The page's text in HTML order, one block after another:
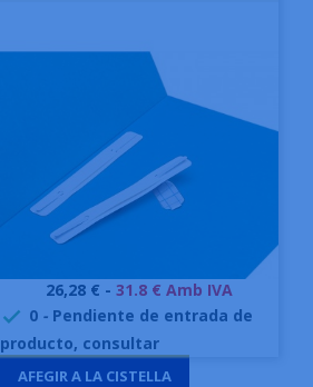
Preu
26,28 € - 31.8 € Amb IVA
 0 - Pendiente de entrada de
producto, consultar
AFEGIR A LA CISTELLA